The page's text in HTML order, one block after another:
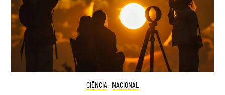
CIÊNCIA , NACIONAL